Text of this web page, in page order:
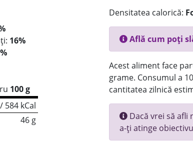
16%
100 g
584 kCal
46 g
Densitatea calorică:
Află cum poți
Acest aliment face
grame. Consumul a
cantitatea zilnică
Dacă vrei să afli
a-ți atinge